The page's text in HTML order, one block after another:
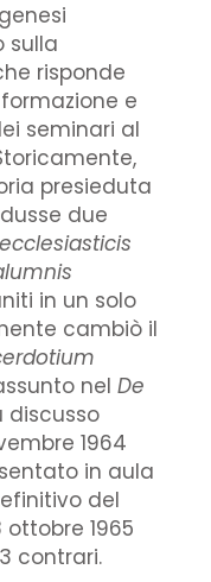
sulla
risponde
e
seminari al
presieduta
due
in un solo
cambiò il
nel De
discusso
1964
in aula
del
1965
contrari.